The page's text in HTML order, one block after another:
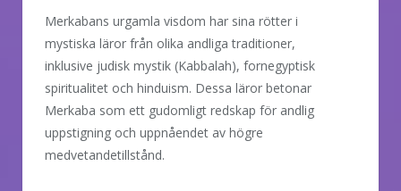
Merkabans urgamla visdom har sina rötter i
mystiska läror från olika andliga traditioner,
inklusive judisk mystik (Kabbalah), fornegyptisk
spiritualitet och hinduism. Dessa läror betonar
Merkaba som ett gudomligt redskap för andlig
uppstigning och uppnåendet av högre
medvetandetillstånd.